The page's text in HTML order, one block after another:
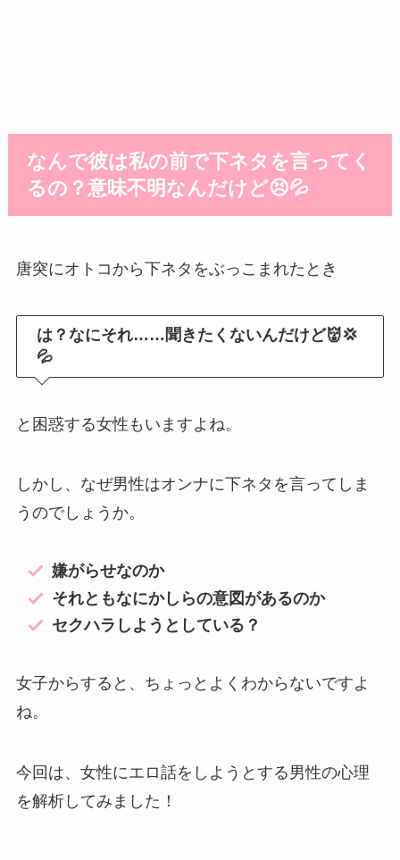
なんで彼は私の前で下ネタを言ってく
るの？意味不明なんだけど😣💦
唐突にオトコから下ネタをぶっこまれたとき
は？なにそれ……聞きたくないんだけど👹💢
💦
と困惑する女性もいますよね。
しかし、なぜ男性はオンナに下ネタを言ってしま
うのでしょうか。
嫌がらせなのか
それともなにかしらの意図があるのか
セクハラしようとしている？
女子からすると、ちょっとよくわからないですよ
ね。
今回は、女性にエロ話をしようとする男性の心理
を解析してみました！